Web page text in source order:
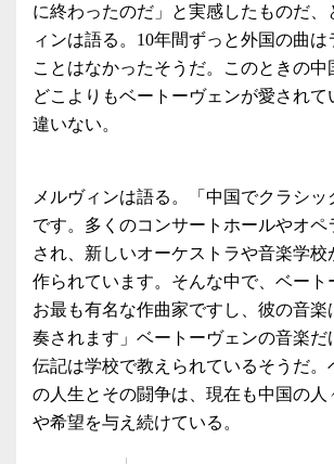
に終わったのだ」と実感したものだ、
ィンは語る。10年間ずっと外国の曲は
ことはなかったそうだ。このときの中
どこよりもベートーヴェンが愛されて
違いない。
メルヴィンは語る。「中国でクラシッ
です。多くのコンサートホールやオペ
され、新しいオーケストラや音楽学校
作られています。そんな中で、ベート
お最も有名な作曲家ですし、彼の音楽
奏されます」ベートーヴェンの音楽だ
伝記は学校で教えられているそうだ。
の人生とその闘争は、現在も中国の人
や希望を与え続けている。